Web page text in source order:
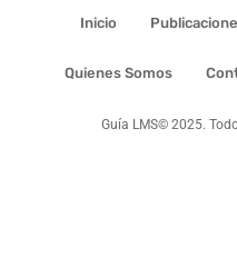
Inicio
Quienes Somos
Guía LMS© 2025.